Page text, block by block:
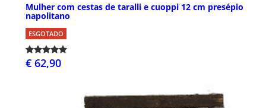
Mulher com cestas de taralli e cuoppi 12 cm presépio
napolitano
ESGOTADO
€ 62,90